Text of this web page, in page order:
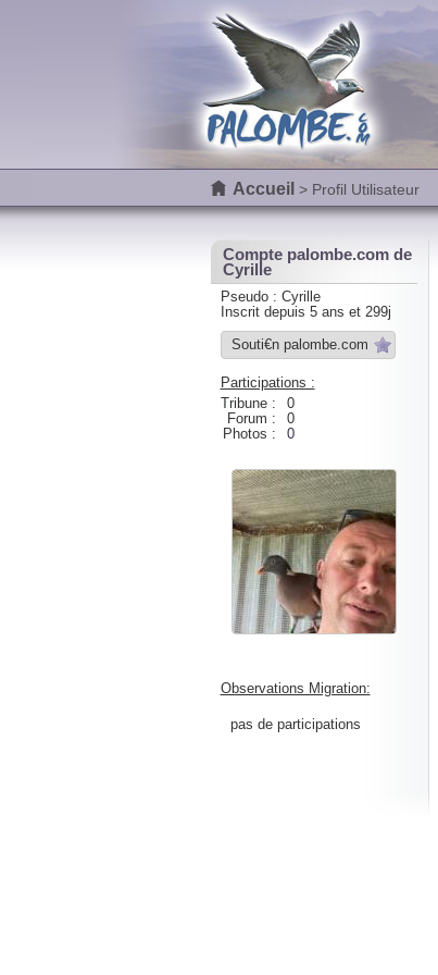
Accueil > Profil Utilisateur
Compte palombe.com de
Cyrille
Pseudo : Cyrille
Inscrit depuis 5 ans et 299j
Souti€n palombe.com
Participations :
Tribune :
0
Forum :
0
Photos :
0
Observations Migration:
pas de participations